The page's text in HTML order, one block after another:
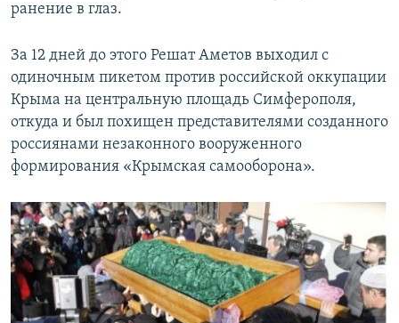
ранение в глаз.
За 12 дней до этого Решат Аметов выходил с
одиночным пикетом против российской оккупации
Крыма на центральную площадь Симферополя,
откуда и был похищен представителями созданного
россиянами незаконного вооруженного
формирования «Крымская самооборона».